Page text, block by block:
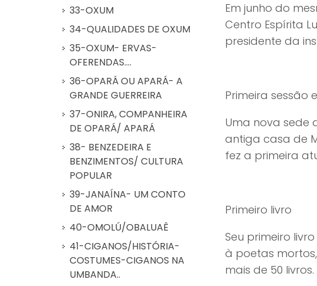
Em junho do
Centro Espírita
presidente da
Primeira sessão
Uma nova sede
antiga casa de
fez a primeira
Primeiro livro
Seu primeiro
à poetas
mais de 50 livros.
33-OXUM
34-QUALIDADES DE OXUM
35-OXUM- ERVAS-
OFERENDAS....
36-OPARÁ OU APARÁ- A
GRANDE GUERREIRA
37-ONIRA, COMPANHEIRA
DE OPARÁ/ APARÁ
38- BENZEDEIRA E
BENZIMENTOS/ CULTURA
POPULAR
39-JANAÍNA- UM CONTO
DE AMOR
40-OMOLÚ/OBALUAÊ
41-CIGANOS/HISTÓRIA-
COSTUMES-CIGANOS NA
UMBANDA..